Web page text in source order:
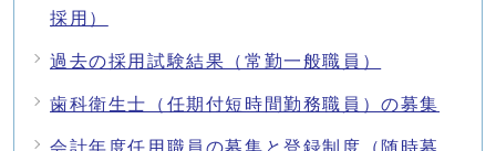
採用）
過去の採用試験結果（常勤一般職員）
歯科衛生士（任期付短時間勤務職員）の募集